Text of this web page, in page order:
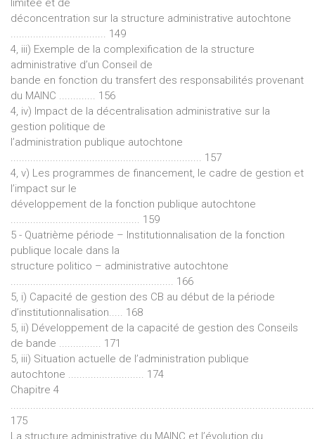
limitée et de
déconcentration sur la structure administrative autochtone
.................................. 149
4, iii) Exemple de la complexification de la structure
administrative d’un Conseil de
bande en fonction du transfert des responsabilités provenant
du MAINC ............. 156
4, iv) Impact de la décentralisation administrative sur la
gestion politique de
l’administration publique autochtone
.................................................................... 157
4, v) Les programmes de financement, le cadre de gestion et
l’impact sur le
développement de la fonction publique autochtone
.............................................. 159
5 - Quatrième période – Institutionnalisation de la fonction
publique locale dans la
structure politico – administrative autochtone
.......................................................... 166
5, i) Capacité de gestion des CB au début de la période
d’institutionnalisation..... 168
5, ii) Développement de la capacité de gestion des Conseils
de bande ............... 171
5, iii) Situation actuelle de l’administration publique
autochtone ........................... 174
Chapitre 4
175
La structure administrative du MAINC et l’évolution du